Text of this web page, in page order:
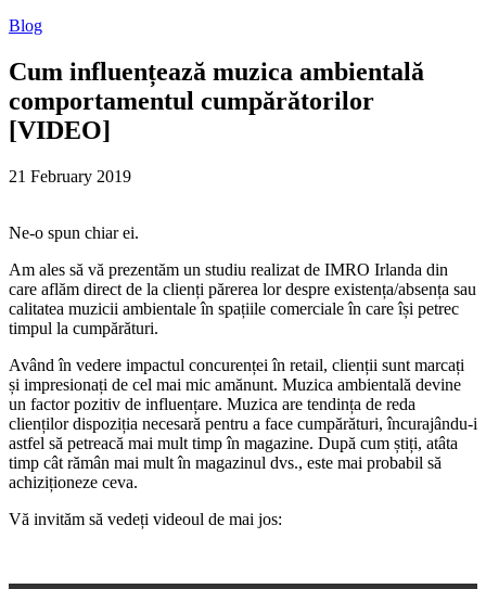
Blog
Cum influențează muzica ambientală
comportamentul cumpărătorilor
[VIDEO]
21 February 2019
Ne-o spun chiar ei.
Am ales să vă prezentăm un studiu realizat de IMRO Irlanda din
care aflăm direct de la clienți părerea lor despre existența/absența sau
calitatea muzicii ambientale în spațiile comerciale în care își petrec
timpul la cumpărături.
Având în vedere impactul concurenței în retail, clienții sunt marcați
și impresionați de cel mai mic amănunt. Muzica ambientală devine
un factor pozitiv de influențare. Muzica are tendința de reda
clienților dispoziția necesară pentru a face cumpărături, încurajându-i
astfel să petreacă mai mult timp în magazine. După cum știți, atâta
timp cât rămân mai mult în magazinul dvs., este mai probabil să
achiziționeze ceva.
Vă invităm să vedeți videoul de mai jos: